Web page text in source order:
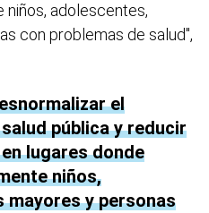
niños, adolescentes,
con problemas de salud",
el
pública y reducir
lugares donde
niños,
y personas